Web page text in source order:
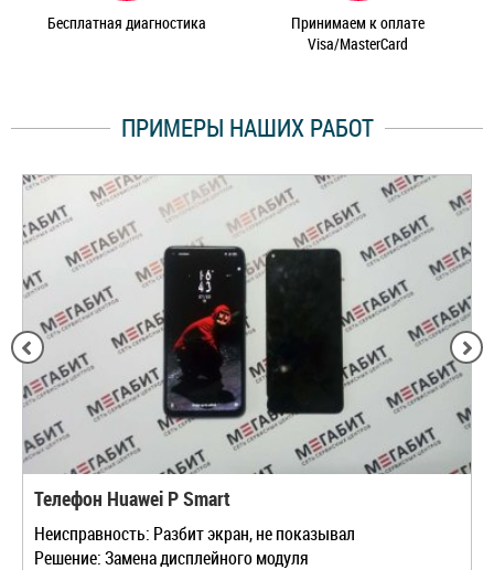
Бесплатная диагностика
Принимаем к оплате
Visa/MasterCard
ПРИМЕРЫ НАШИХ РАБОТ
Телефон Huawei P Smart
Неисправность: Разбит экран, не показывал
Решение: Замена дисплейного модуля